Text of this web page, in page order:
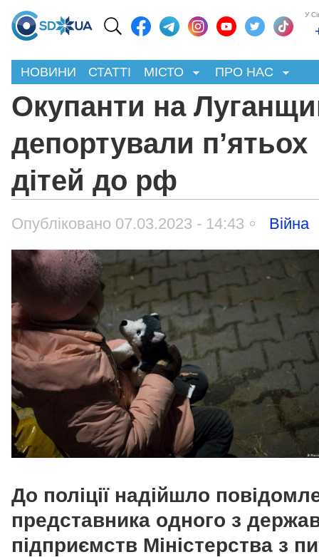
У
НОВИНИ СТАТТІ МІСТО ПРО НАС
Окупанти на
депортували п’ятьох
дітей до рф
Опубліковано 07.03.2023 - 14:43 Війна
До поліції надійшло
представника одного з
підприємств Міністерства з